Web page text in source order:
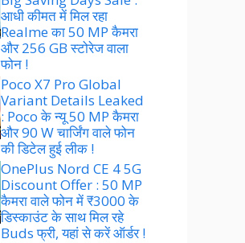
आधी कीमत में मिल रहा
Realme का 50 MP कैमरा
और 256 GB स्टोरेज वाला
फोन !
Poco X7 Pro Global
Variant Details Leaked
: Poco के न्यू 50 MP कैमरा
और 90 W चार्जिंग वाले फोन
की डिटेल हुई लीक !
OnePlus Nord CE 4 5G
Discount Offer : 50 MP
कैमरा वाले फोन में ₹3000 के
डिस्काउंट के साथ मिल रहे
Buds फ्री, यहां से करें ऑर्डर !